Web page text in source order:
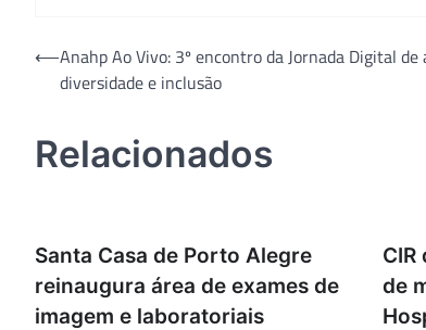
Navegação
⟵Anahp Ao Vivo: 3º encontro da Jornada Digital de
diversidade e inclusão
Relacionados
Santa Casa de Porto Alegre
reinaugura área de exames de
imagem e laboratoriais
de